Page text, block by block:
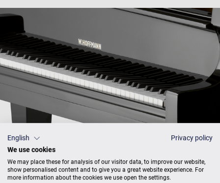
English
Privacy policy
We use cookies
We may place these for analysis of our visitor data, to improve our website,
show personalised content and to give you a great website experience. For
more information about the cookies we use open the settings.